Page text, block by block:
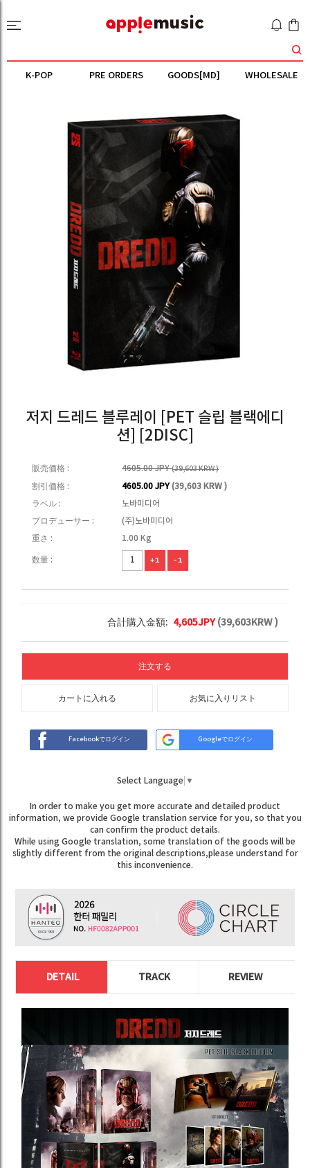
K-POP PRE ORDERS GOODS[MD] WHOLESALE
저지 드레드 블루레이 [PET 슬립 블랙에디
션] [2DISC]
販売価格 : 4605.00 JPY(39,603 KRW )
割引価格 : 4605.00 JPY(39,603 KRW )
ラベル :
노바미디어
プロデューサー :
(주)노바미디어
重さ :
1.00 Kg
数量 : +1 -1
合計購入金額: 4,605JPY(39,603KRW )
注文する
カートに入れる お気に入りリスト
Facebookでログイン Googleでログイン
Select Language ▼
In order to make you get more accurate and detailed product
information, we provide Google translation service for you, so that you
can confirm the product details.
While using Google translation, some translation of the goods will be
slightly different from the original descriptions,please understand for
this inconvenience.
DETAIL TRACK REVIEW